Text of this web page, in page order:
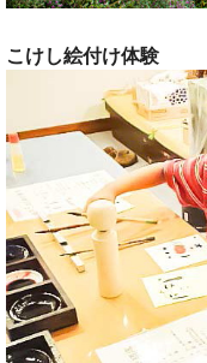
こけし絵付け体験